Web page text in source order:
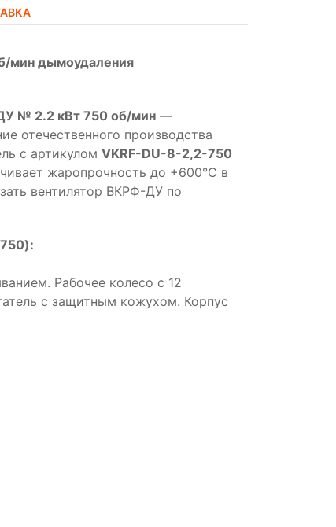
мин дымоудаления
№ 2.2 кВт 750 об/мин —
отечественного производства
с артикулом VKRF-DU-8-2,2-750
жаропрочность до +600°С в
вентилятор ВКРФ-ДУ по
Рабочее колесо с 12
с защитным кожухом. Корпус